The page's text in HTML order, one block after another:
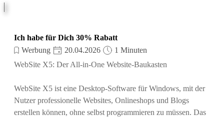
Ich habe für Dich 30% Rabatt
Werbung
20.04.2026
1 Minuten
WebSite X5: Der All-in-One Website-Baukasten
WebSite X5 ist eine Desktop-Software für Windows, mit der
Nutzer professionelle Websites, Onlineshops und Blogs
erstellen können, ohne selbst programmieren zu müssen. Das